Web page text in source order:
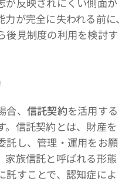
が完全に失われる前に、
後見制度の利用を検討す
、 信託契約を活用する
。信託契約とは、財産を
託し、管理・運用をお願
家族信託と呼ばれる形態
託すことで、認知症によ